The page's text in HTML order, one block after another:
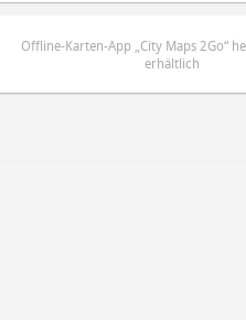
Offline-Karten-App „City Maps 2Go“
erhältlich